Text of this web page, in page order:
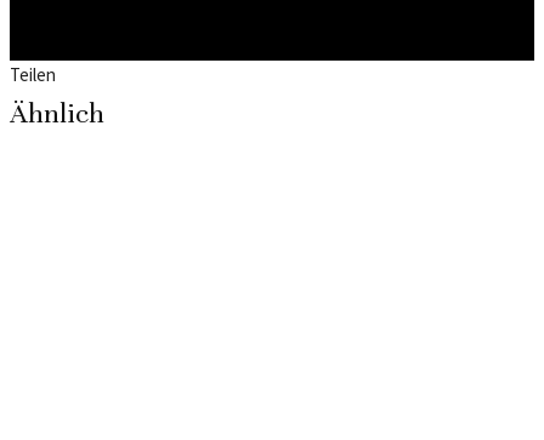
Teilen
Ähnlich